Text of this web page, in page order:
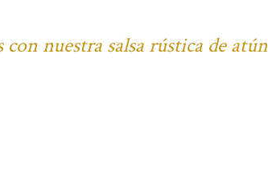
nuestra salsa rústica de atún